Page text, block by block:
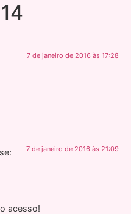
7 de janeiro de 2016 às 17:28
7 de janeiro de 2016 às 21:09
acesso!